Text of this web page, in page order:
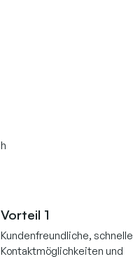
Vorteil 1
Kundenfreundliche, schnelle
Kontaktmöglichkeiten und